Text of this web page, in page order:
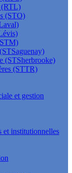
(RTL)
(STO)
(STSherbrooke)
(STTR)
et gestion
et institutionnelles